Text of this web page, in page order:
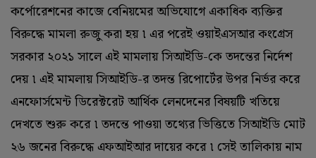
কর্পোরেশনের কাজে বেনিয়মের অভিযোগে একাধিক ব্যক্তির
বিরুদ্ধে মামলা রুজু করা হয় ৷ এর পরেই ওয়াইএসআর কংগ্রেস
সরকার ২০২১ সালে এই মামলায় সিআইডি-কে তদন্তের নির্দেশ
দেয় ৷ এই মামলায় সিআইডি-র তদন্ত রিপোর্টের উপর নির্ভর করে
এনফোর্সমেন্ট ডিরেক্টরেট আর্থিক লেনদেনের বিষয়টি খতিয়ে
দেখতে শুরু করে ৷ তদন্তে পাওয়া তথ্যের ভিত্তিতে সিআইডি মোট
২৬ জনের বিরুদ্ধে এফআইআর দায়ের করে ৷ সেই তালিকায় নাম